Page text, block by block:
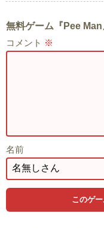
無料ゲーム『Pee Man
コメント ※
名前